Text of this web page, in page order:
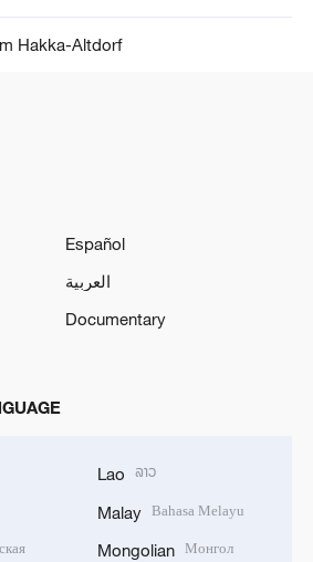
Hakka-Altdorf
Español
العربية
Documentary
Lao ລາວ
Malay Bahasa Melayu
Mongolian Монгол